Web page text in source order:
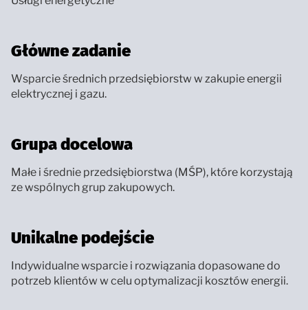
Główne zadanie
Wsparcie średnich przedsiębiorstw w zakupie energii
elektrycznej i gazu.
Grupa docelowa
Małe i średnie przedsiębiorstwa (MŚP), które korzystają
ze wspólnych grup zakupowych.
Unikalne podejście
Indywidualne wsparcie i rozwiązania dopasowane do
potrzeb klientów w celu optymalizacji kosztów energii.